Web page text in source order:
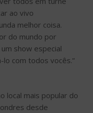
ao vivo
melhor coisa.
do mundo por
show especial
com todos vocês.”
local mais popular do
desde